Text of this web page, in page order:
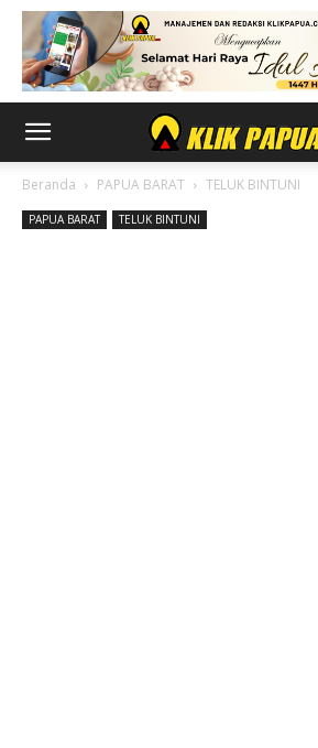
Beranda PAPUA BARAT TELUK BINTUNI
PAPUA BARAT TELUK BINTUNI